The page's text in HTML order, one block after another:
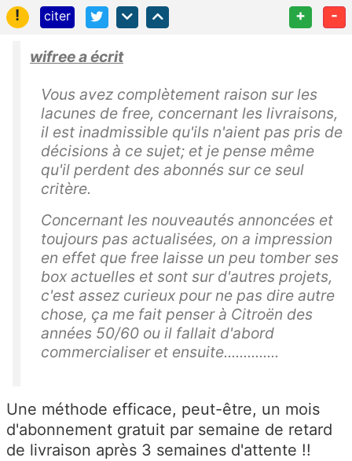
! citer + -
wifree a écrit
Vous avez complètement raison sur les
lacunes de free, concernant les livraisons,
il est inadmissible qu'ils n'aient pas pris de
décisions à ce sujet; et je pense même
qu'il perdent des abonnés sur ce seul
critère.
Concernant les nouveautés annoncées et
toujours pas actualisées, on a impression
en effet que free laisse un peu tomber ses
box actuelles et sont sur d'autres projets,
c'est assez curieux pour ne pas dire autre
chose, ça me fait penser à Citroën des
années 50/60 ou il fallait d'abord
commercialiser et ensuite..............
Une méthode efficace, peut-être, un mois
d'abonnement gratuit par semaine de retard
de livraison après 3 semaines d'attente !!